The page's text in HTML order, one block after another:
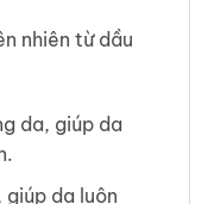
nhiên từ dầu
da, giúp da
da luôn